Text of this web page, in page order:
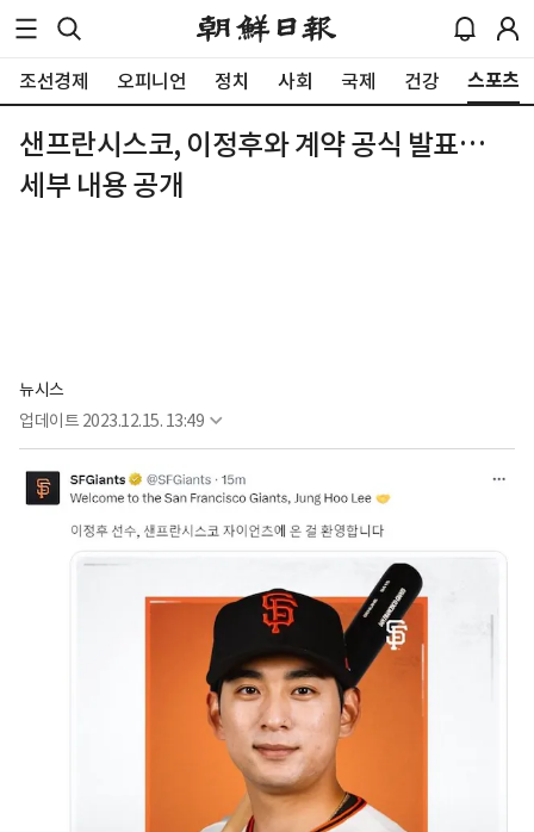
조선경제 오피니언 정치 사회 국제 건강 스포츠
샌프란시스코, 이정후와 계약 공식 발표…
세부 내용 공개
뉴시스
업데이트 2023.12.15. 13:49